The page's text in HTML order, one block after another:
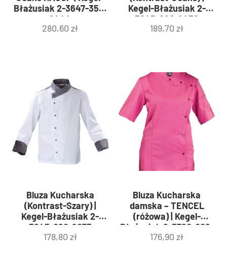
Błażusiak 2-3647-357-
9444
280,60zł
Kegel-Błażusiak 2-
3645-060-9436
189,70zł
Bluza Kucharska
(Kontrast-Szary) |
Kegel-Błażusiak 2-
3645-060-9073
178,80 zł
Bluza Kucharska
damska – TENCEL
(różowa) | Kegel-
Błażusiak 2-3760-006-
3066
176,90zł